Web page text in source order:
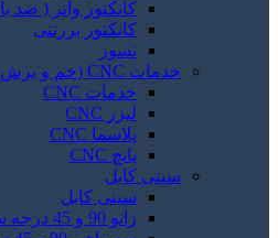
کانکتور واتر ( ضد
کانکتور برزنتی
نسوز
خدمات CNC (خم و برش)
خدمات CNC
لیزر CNC
پلاسما CNC
پانچ CNC
سینی کابل
سینی کابل
زانو 90 و 45 درجه سینی کابل افقی